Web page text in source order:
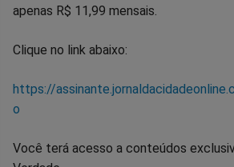
apenas R$ 11,99 mensais.
Clique no link abaixo:
https://
o
Você terá acesso a conteúdos